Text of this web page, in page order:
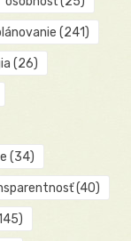
(241)
(26)
(34)
(40)